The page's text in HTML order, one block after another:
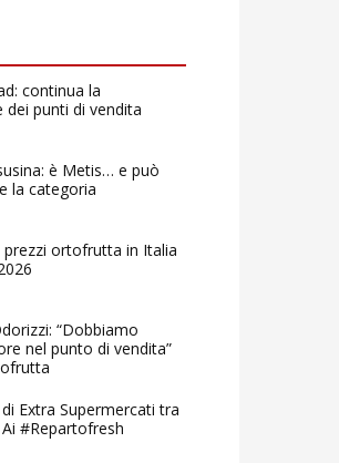
continua la
dei punti di vendita
è Metis… e può
la categoria
ortofrutta in Italia
“Dobbiamo
nel punto di vendita”
Extra Supermercati tra
#Repartofresh